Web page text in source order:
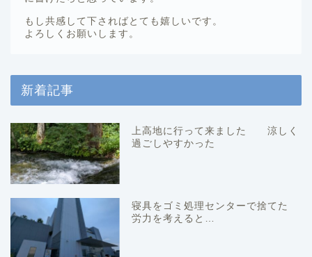
もし共感して下さればとても嬉しいです。
よろしくお願いします。
新着記事
上高地に行って来ました 涼しく
過ごしやすかった
寝具をゴミ処理センターで捨てた
労力を考えると…